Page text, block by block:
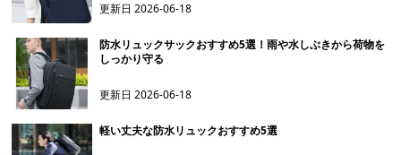
更新日2026-06-18
防水リュックサックおすすめ5選！雨や水しぶきから荷物を
しっかり守る
更新日2026-06-18
軽い丈夫な防水リュックおすすめ5選